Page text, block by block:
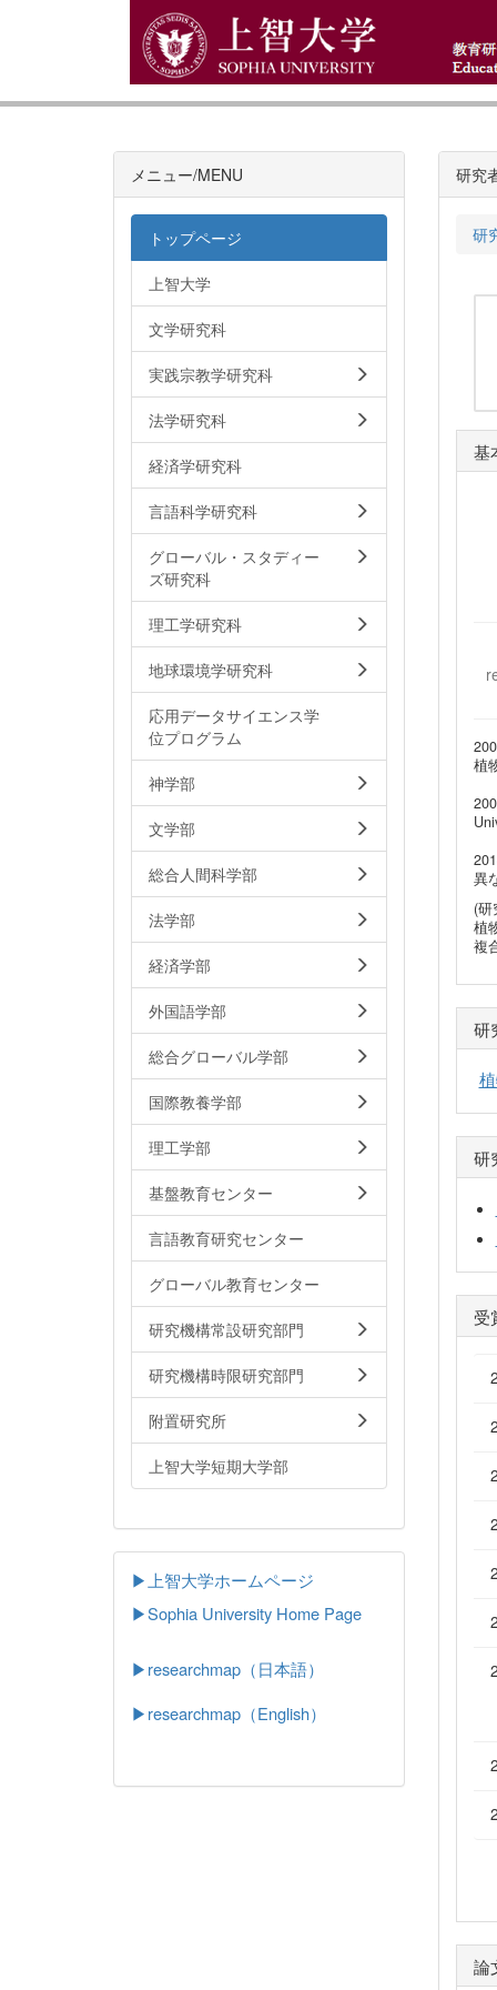
研究
研
基
植
異
(研
植
複
研
研
受
論
メニュー/MENU
トップページ
上智大学
文学研究科
実践宗教学研究科
法学研究科
経済学研究科
言語科学研究科
グローバル・スタディー
ズ研究科
理工学研究科
地球環境学研究科
応用データサイエンス学
位プログラム
神学部
文学部
総合人間科学部
法学部
経済学部
外国語学部
総合グローバル学部
国際教養学部
理工学部
基盤教育センター
言語教育研究センター
グローバル教育センター
研究機構常設研究部門
研究機構時限研究部門
附置研究所
上智大学短期大学部
▶上智大学ホームページ
▶Sophia University Home Page
▶researchmap（日本語）
▶researchmap（English）